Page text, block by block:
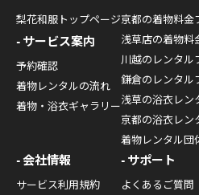
梨花和服トップページ
サービス案内
予約確認
着物レンタルの流れ
着物・浴衣ギャラリー
京都の着物料金
浅草店の着物料
川越のレンタル
鎌倉のレンタル
浅草の浴衣レン
京都の浴衣レン
着物レンタル団
会社情報
サービス利用規約
サポート
よくあるご質問